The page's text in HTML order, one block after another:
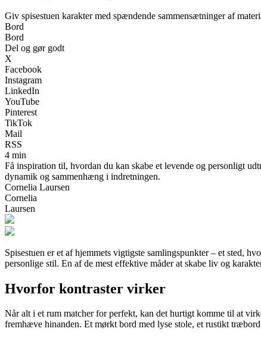
Giv spisestuen karakter med spændende sammensætninger af
Bord
Bord
Del og gør godt
X
Facebook
Instagram
LinkedIn
YouTube
Pinterest
TikTok
Mail
RSS
4 min
Få inspiration til, hvordan du kan skabe et levende og personligt
dynamik og sammenhæng i indretningen.
Cornelia Laursen
Cornelia
Laursen
Spisestuen er et af hjemmets vigtigste samlingspunkter – et sted,
personlige stil. En af de mest effektive måder at skabe liv og
Hvorfor kontraster virker
Når alt i et rum matcher for perfekt, kan det hurtigt komme til at
fremhæve hinanden. Et mørkt bord med lyse stole, et rustikt